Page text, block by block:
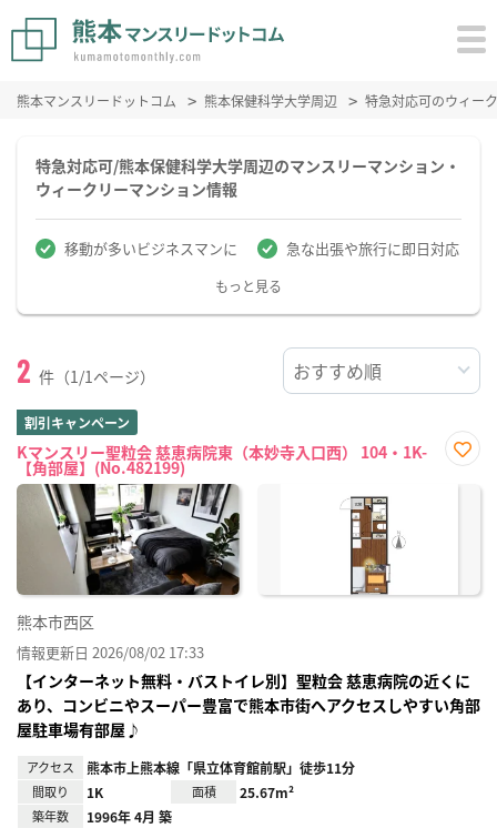
熊本マンスリードットコム 熊本保健科学大学周辺 特急対応可のウィー
特急対応可/熊本保健科学大学周辺のマンスリーマンション・
ウィークリーマンション情報
移動が多いビジネスマンに 急な出張や旅行に即日対応
もっと見る
2 件（1/1ページ）
割引キャンペーン
Kマンスリー聖粒会 慈恵病院東（本妙寺入口西） 104・1K-
【角部屋】(No.482199)
に入
熊本市西区
情報更新日 2026/08/02 17:33
【インターネット無料・バストイレ別】聖粒会 慈恵病院の近くに
あり、コンビニやスーパー豊富で熊本市街へアクセスしやすい角部
屋駐車場有部屋♪
アクセス 熊本市上熊本線「県立体育館前駅」徒歩11分
間取り 1K 面積 25.67m²
築年数 1996年 4月 築